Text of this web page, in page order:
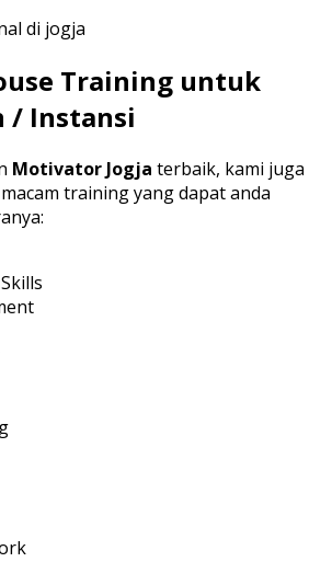
Training untuk
/ Instansi
Motivator Jogja terbaik, kami juga
training yang dapat anda